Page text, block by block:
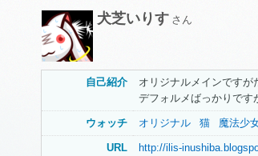
犬芝いりす さん
自己紹介
オリジナルメインですが
デフォルメばっかりです
ウォッチ オリジナル 猫 魔法少
URL http://ilis-